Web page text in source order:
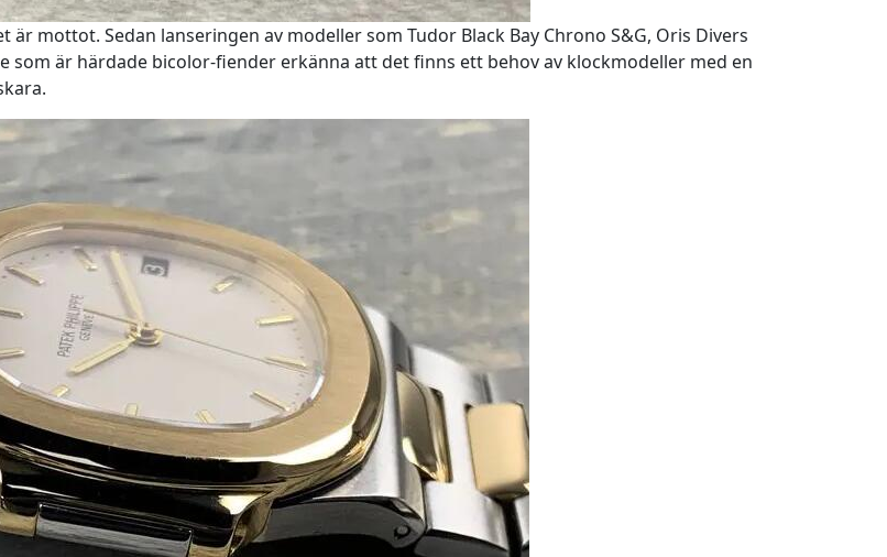
mottot. Sedan lanseringen av modeller som Tudor Black Bay Chrono S&G, Oris Divers
som är härdade bicolor-fiender erkänna att det finns ett behov av klockmodeller med en